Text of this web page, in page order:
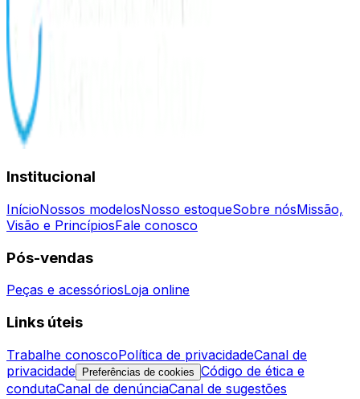
Institucional
InícioNossos modelosNosso estoqueSobre nósMissão,
Visão e PrincípiosFale conosco
Pós-vendas
Peças e acessóriosLoja online
Links úteis
Trabalhe conoscoPolítica de privacidadeCanal de
privacidade
Preferências de cookies Código de ética e
condutaCanal de denúnciaCanal de sugestões